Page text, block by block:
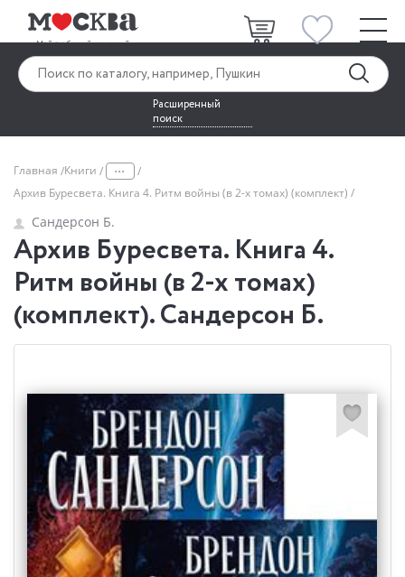
Расширенный
поиск
Главная Книги ...
Архив Буресвета. Книга 4. Ритм войны (в 2-х томах) (комплект)
Сандерсон Б.
Архив Буресвета. Книга 4.
Ритм войны (в 2-х томах)
(комплект). Сандерсон Б.